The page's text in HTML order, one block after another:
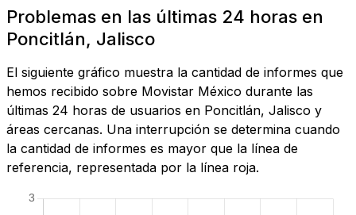
Problemas en las últimas 24 horas en
Poncitlán, Jalisco
El siguiente gráfico muestra la cantidad de informes que
hemos recibido sobre Movistar México durante las
últimas 24 horas de usuarios en Poncitlán, Jalisco y
áreas cercanas. Una interrupción se determina cuando
la cantidad de informes es mayor que la línea de
referencia, representada por la línea roja.